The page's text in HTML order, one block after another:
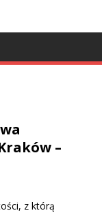
–
z którą